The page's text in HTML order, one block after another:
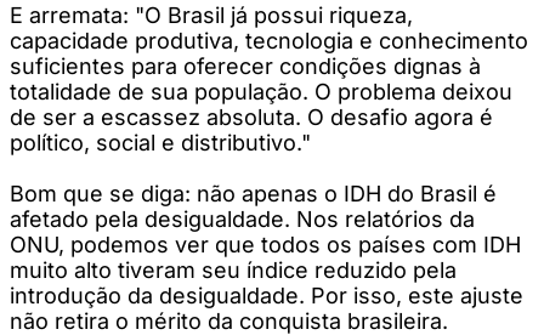
E arremata: "O Brasil já possui riqueza,
capacidade produtiva, tecnologia e conhecimento
suficientes para oferecer condições dignas à
totalidade de sua população. O problema deixou
de ser a escassez absoluta. O desafio agora é
político, social e distributivo."
Bom que se diga: não apenas o IDH do Brasil é
afetado pela desigualdade. Nos relatórios da
ONU, podemos ver que todos os países com IDH
muito alto tiveram seu índice reduzido pela
introdução da desigualdade. Por isso, este ajuste
não retira o mérito da conquista brasileira.